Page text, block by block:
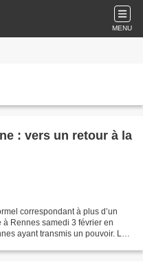
MENU
: vers un retour à la
correspondant à plus d’un
à Rennes samedi 3 février en
ayant transmis un pouvoir. La